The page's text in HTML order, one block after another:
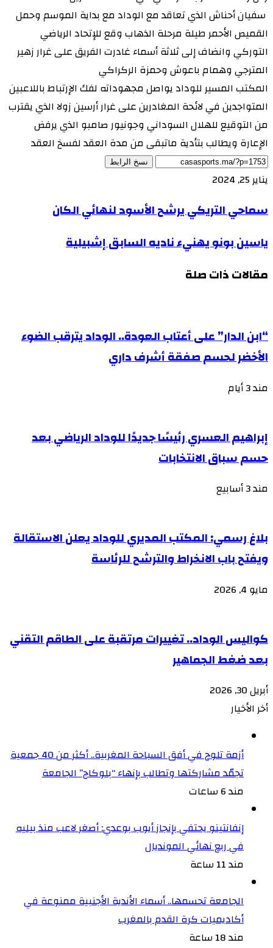
سفيان أحناش الذي تعاقد مع الوداد مع بداية الموسم وحمل
القميص الأحمر طيلة مرحلة الذهاب وقع للإتحاد الرياضي
التوركي وانضاف إلى ثلاثة أسماء غادرت الفريق على غرار زهير
المترجي وهمام باعوش وحمزة الركراكي
المكتب المسير للوداد يواصل مجهوداته لفك الإرتباط باللاعبين
المتواجدين في لائحة المغادرين على غرار أرسين زولا الذي يقترب
من التوقيع للهلال السوداني وجونيور صامبو الذي يرفض
الإعارة ويطالب بتأدية ماتبقى من مدة العقد لفسخ العقد
نسخ الرابط
يناير 25, 2024
سماحي التريكي يرشح الأسود لنهائي الكان
ياسين بونو يهنيء ناديه السابق إشبيلية
مقالات ذات صلة
“ابن الدار” على أعتاب العودة.. الوداد يترقب الضوء
الأخضر لحسم صفقة أشرف داري
مند 3 أيام
إبراهيم العسري رئيسًا جديدًا للوداد الرياضي بعد
حسم سباق الانتخابات
مند 3 أسابيع
بلاغ رسمي: المكتب المديري للوداد يعلن الاستقالة
ويفتح باب الانخراط والترشح للرئاسة
مايو 4, 2026
كواليس الوداد.. تغييرات مرتقبة على الطاقم التقني
بعد ضغط الجماهير
أبريل 30, 2026
أخر الأخيار
أزمة تلوح في أفق السباحة المغربية.. أكثر من 40 جمعية
تجمّد مشاركتها وتطالب بإنهاء “بلوكاج” الجامعة
مند 6 ساعات
إنفانتينو يحتفي بإنجاز أيوب بوعدي: أصغر لاعب منذ بيليه
في ربع نهائي المونديال
مند 11 ساعة
الجامعة تحسمها.. أسماء الأندية الأجنبية ممنوعة في
أكاديميات كرة القدم بالمغرب
مند 18 ساعة